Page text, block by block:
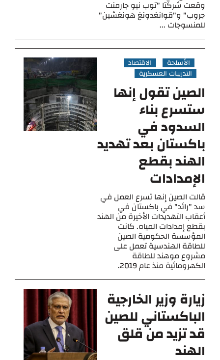
وقعت شركتا "توب نيو جارمنت
جروب" و"قوانغدونغ هونغشين"
للمنسوجات ...
الأسلحة
الاقتصاد
التدريبات العسكرية
الصين تقول إنها
ستسرع بناء
السدود في
باكستان بعد تهديد
الهند بقطع
الإمدادات
قالت الصين إنها تسرع العمل في
سد "رائد" في باكستان في
أعقاب التهديدات الأخيرة من الهند
بقطع إمدادات المياه. كانت
المؤسسة الحكومية الصين
للطاقة الهندسية تعمل على
مشروع موهند للطاقة
الكهرومائية منذ عام 2019.
زيارة وزير الخارجية
الباكستاني للصين
قد تزيد من قلق
الهند